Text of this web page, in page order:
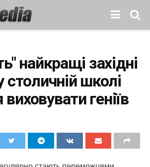
найкращі західні
столичній школі
геніїв